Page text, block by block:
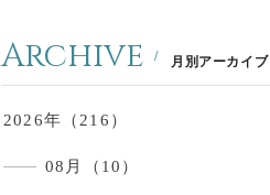
Archive 月別アーカイブ
2026年（216）
08月（10）